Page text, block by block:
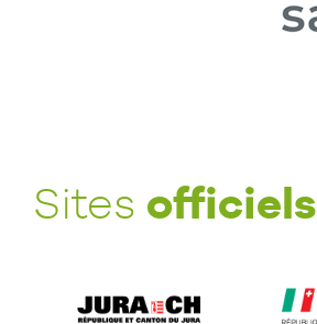
Sites officiels